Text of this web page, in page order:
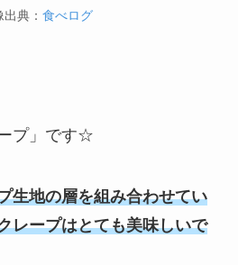
典： 食べログ
プ」です☆
生地の層を組み合わせてい
レープはとても美味しいで